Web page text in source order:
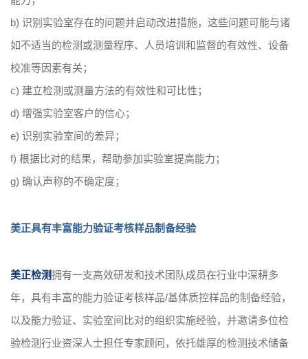
b) 识别实验室存在的问题并启动改进措施，这些问题可能与诸
如不适当的检测或测量程序、人员培训和监督的有效性、设备
校准等因素有关；
c) 建立检测或测量方法的有效性和可比性；
d) 增强实验室客户的信心；
e) 识别实验室间的差异；
f) 根据比对的结果，帮助参加实验室提高能力；
g) 确认声称的不确定度；
美正具有丰富能力验证考核样品制备经验
美正检测拥有一支高效研发和技术团队成员在行业中深耕多
年，具有丰富的能力验证考核样品/基体质控样品的制备经验，
以及能力验证、实验室间比对的组织实施经验，并邀请多位检
验检测行业资深人士担任专家顾问，依托雄厚的检测技术储备